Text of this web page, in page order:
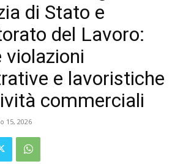
di Stato e
del Lavoro:
e lavoristiche
commerciali
15, 2026